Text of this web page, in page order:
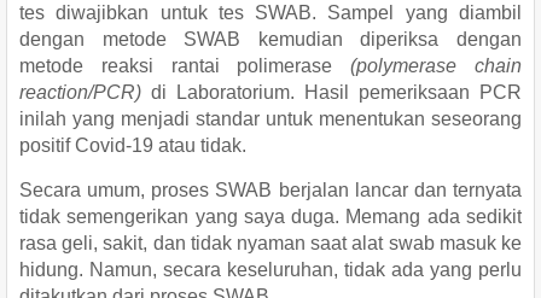
tes diwajibkan untuk tes SWAB. Sampel yang diambil
dengan metode SWAB kemudian diperiksa dengan
metode reaksi rantai polimerase(polymerase chain
reaction/PCR) di Laboratorium. Hasil pemeriksaan PCR
inilah yang menjadi standar untuk menentukan seseorang
positif Covid-19 atau tidak.
Secara umum, proses SWAB berjalan lancar dan ternyata
tidak semengerikan yang saya duga. Memang ada sedikit
rasa geli, sakit, dan tidak nyaman saat alat swab masuk ke
hidung. Namun, secara keseluruhan, tidak ada yang perlu